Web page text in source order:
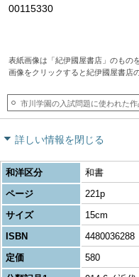
00115330
表紙画像は「紀伊國屋書店」のもの
画像をクリックすると紀伊國屋書店
市川学園の入試問題に使われた作
詳しい情報を閉じる
和洋区分
和書
ページ
221p
サイズ
15cm
ISBN
4480036288
定価
580